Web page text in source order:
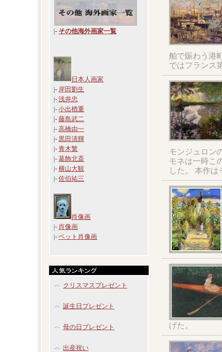
|- その他海外画家一覧
日本人画家
|- 岸田劉生
|- 浅井忠
|- 小出楢重
|- 藤島武二
|- 高橋由一
|- 黒田清輝
|- 青木繁
|- 葛飾北斎
|- 横山大観
|- 佐伯祐三
肖像画
|- 肖像画
|- ペット肖像画
クリスマスプレゼント
誕生日プレゼント
母の日プレゼント
出産祝い
舶で賑わう港
ではフランス
モンジュロン
モネは一時こ
した。 本作
げた。